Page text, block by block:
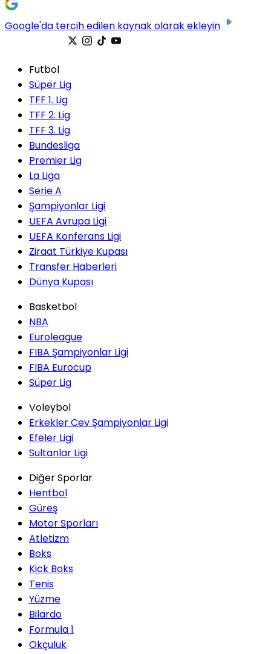
Google'da tercih edilen kaynak olarak ekleyin
Futbol
Süper Lig
TFF 1. Lig
TFF 2. Lig
TFF 3. Lig
Bundesliga
Premier Lig
La Liga
Serie A
Şampiyonlar Ligi
UEFA Avrupa Ligi
UEFA Konferans Ligi
Ziraat Türkiye Kupası
Transfer Haberleri
Dünya Kupası
Basketbol
NBA
Euroleague
FIBA Şampiyonlar Ligi
FIBA Eurocup
Süper Lig
Voleybol
Erkekler Cev Şampiyonlar Ligi
Efeler Ligi
Sultanlar Ligi
Diğer Sporlar
Hentbol
Güreş
Motor Sporları
Atletizm
Boks
Kick Boks
Tenis
Yüzme
Bilardo
Formula 1
Okçuluk